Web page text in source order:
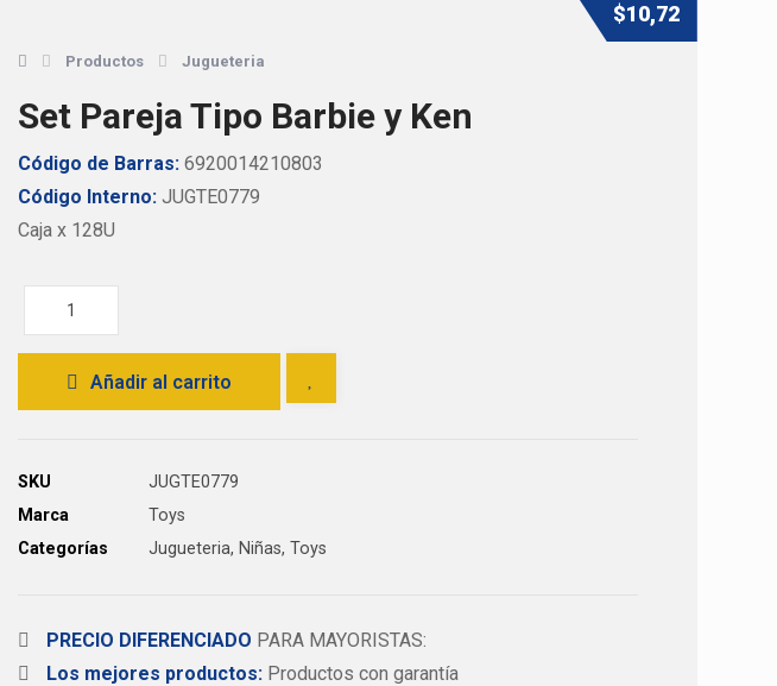
Productos Jugueteria
Set Pareja Tipo Barbie y Ken
$10,72
Código de Barras: 6920014210803
Código Interno: JUGTE0779
Caja x 128U
Añadir al carrito
SKU
JUGTE0779
Marca
Toys
Categorías
Jugueteria, Niñas,Toys
PRECIO DIFERENCIADO PARA MAYORISTAS:
Los mejores productos: Productos con garantía